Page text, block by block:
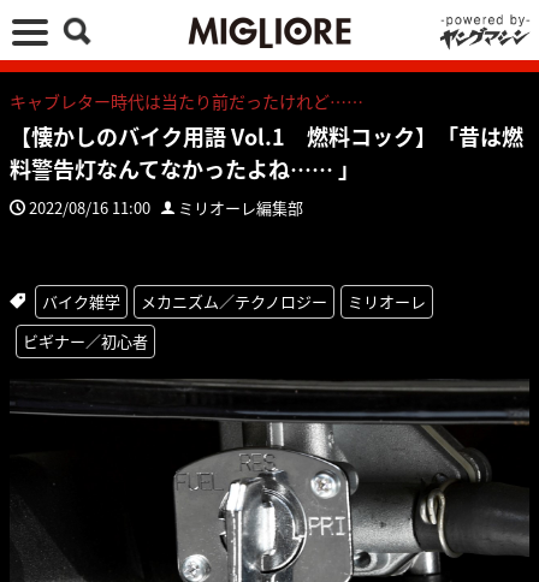
キャブレター時代は当たり前だったけれど……
【懐かしのバイク用語 Vol.1 燃料コック】「昔は燃
料警告灯なんてなかったよね…… 」
2022/08/16 11:00 ミリオーレ編集部
バイク雑学 メカニズム／テクノロジー
ミリオーレ
ビギナー／初心者